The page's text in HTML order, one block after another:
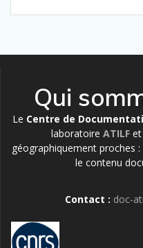
Qui
Le Centre de
laboratoire ATILF
géographiquement proches
le contenu
Contact : doc-